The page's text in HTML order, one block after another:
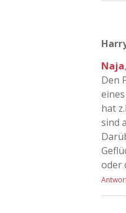
Naja,
Den
hat
sind
oder